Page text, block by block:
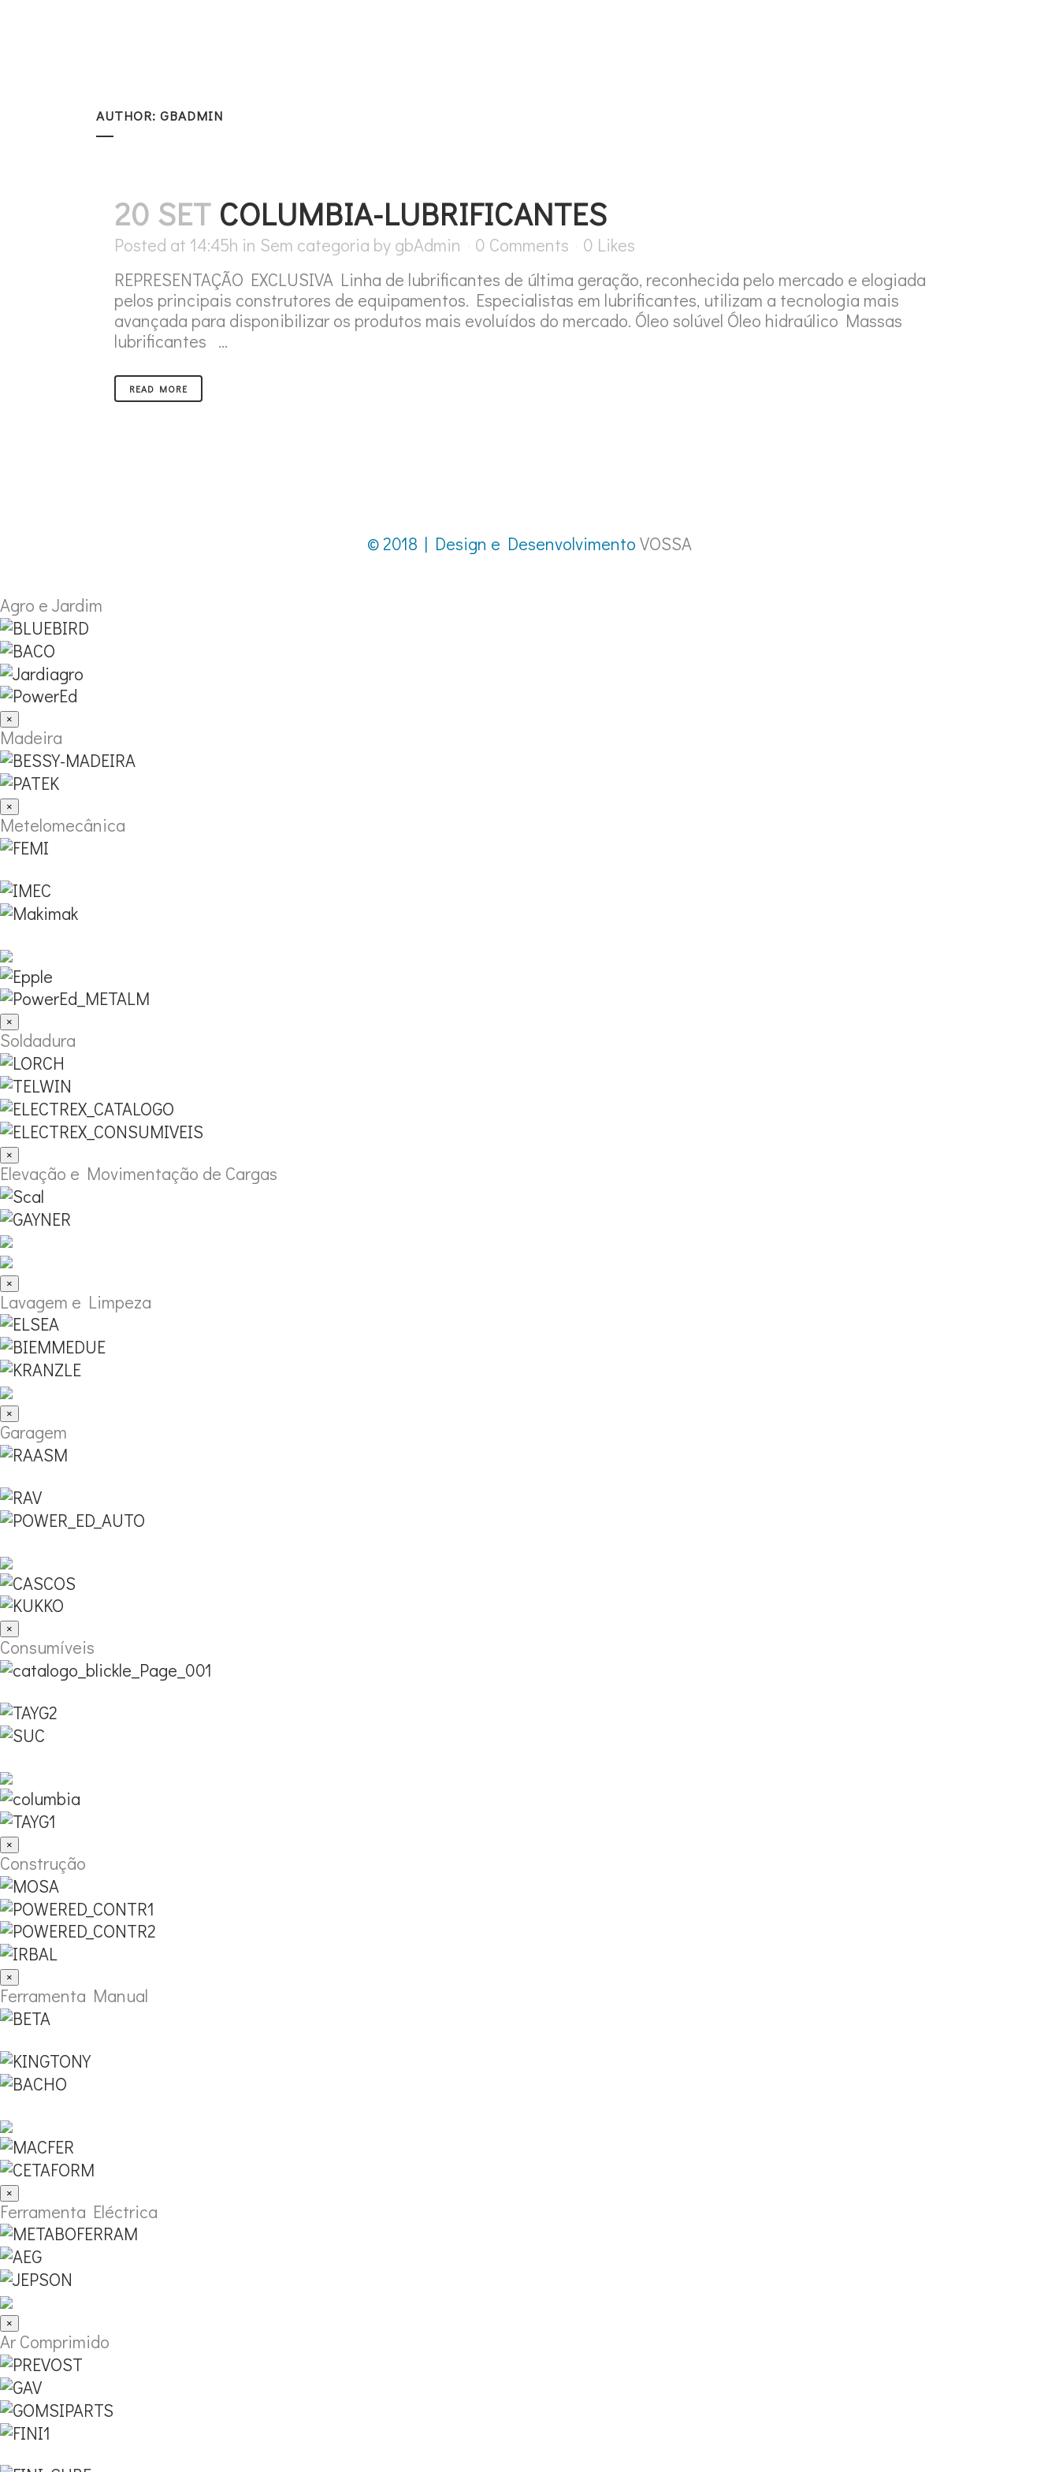
AUTHOR: GBADMIN
20 SET COLUMBIA-LUBRIFICANTES
Posted at 14:45h in Sem categoria by gbAdmin 0 Comments 0 Likes
REPRESENTAÇÃO EXCLUSIVA Linha de lubrificantes de última geração, reconhecida pelo mercado e elogiada
pelos principais construtores de equipamentos. Especialistas em lubrificantes, utilizam a tecnologia mais
avançada para disponibilizar os produtos mais evoluídos do mercado. Óleo solúvel Óleo hidraúlico Massas
lubrificantes ...
READ MORE
© 2018 | Design e Desenvolvimento VOSSA
Agro e Jardim
×
Madeira
×
Metelomecânica
×
Soldadura
×
Elevação e Movimentação de Cargas
×
Lavagem e Limpeza
×
Garagem
×
Consumíveis
×
Construção
×
Ferramenta Manual
×
Ferramenta Eléctrica
×
Ar Comprimido